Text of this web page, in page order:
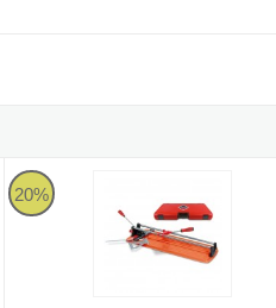
20%
Cortadora profesional Rubi TS-75